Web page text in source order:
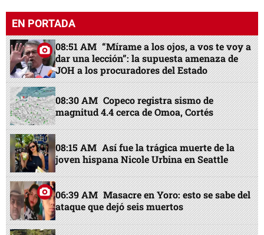
EN PORTADA
08:51 AM “Mírame a los ojos, a vos te voy a
dar una lección”: la supuesta amenaza de
JOH a los procuradores del Estado
08:30 AM Copeco registra sismo de
magnitud 4.4 cerca de Omoa, Cortés
08:15 AM Así fue la trágica muerte de la
joven hispana Nicole Urbina en Seattle
06:39 AM Masacre en Yoro: esto se sabe del
ataque que dejó seis muertos